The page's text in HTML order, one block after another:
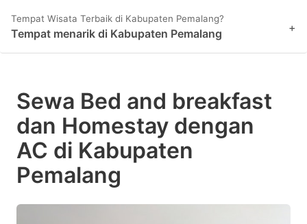
Tempat Wisata Terbaik di Kabupaten Pemalang?
Tempat menarik di Kabupaten Pemalang +
Sewa Bed and breakfast
dan Homestay dengan
AC di Kabupaten
Pemalang